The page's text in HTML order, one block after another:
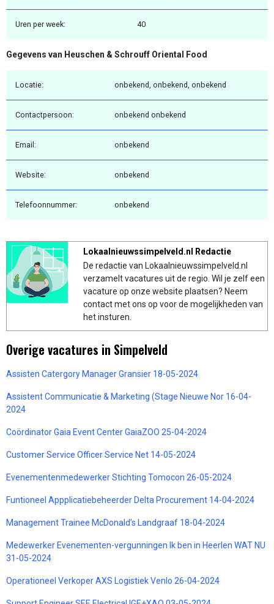
Uren per week: 40
Gegevens van Heuschen & Schrouff Oriental Food
Locatie: onbekend, onbekend, onbekend
Contactpersoon: onbekend onbekend
Email: onbekend
Website: onbekend
Telefoonnummer: onbekend
Lokaalnieuwssimpelveld.nl Redactie
De redactie van Lokaalnieuwssimpelveld.nl
verzamelt vacatures uit de regio. Wil je zelf een
vacature op onze website plaatsen? Neem
contact met ons op voor de mogelijkheden van
het insturen.
Overige vacatures in Simpelveld
Assisten Catergory Manager Gransier 18-05-2024
Assistent Communicatie & Marketing (Stage Nieuwe Nor 16-04-
2024
Coördinator Gaia Event Center GaiaZOO 25-04-2024
Customer Service Officer Service Net 14-05-2024
Evenementenmedewerker Stichting Tomocon 26-05-2024
Funtioneel Appplicatiebeheerder Delta Procurement 14-04-2024
Management Trainee McDonald’s Landgraaf 18-04-2024
Medewerker Evenementen-vergunningen Ik ben in Heerlen WAT NU
31-05-2024
Operationeel Verkoper AXS Logistiek Venlo 26-04-2024